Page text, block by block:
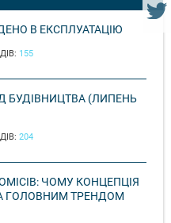
В ЕКСПЛУАТАЦІЮ
155
БУДІВНИЦТВА (ЛИПЕНЬ
204
ЧОМУ КОНЦЕПЦІЯ
ГОЛОВНИМ ТРЕНДОМ